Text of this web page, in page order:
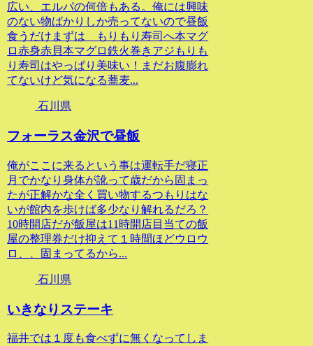
広い、エルパの何倍もある。俺には興味
のない物ばかりしか売ってないので昼飯
食うだけまずは もりもり寿司へ本マグ
ロ赤身赤貝本マグロ鉄火巻きアジもりも
り寿司はやっぱり美味い！まだお腹膨れ
てないけど気になる蕎麦...
石川県
フォーラス金沢で昼飯
俺がここに来るという事は運転手だ寝正
月でかなり身体が訛って歳だから固まっ
たが正解かな全く買い物するつもりはな
いが館内を歩けば多少なり解れるだろ？
10時開店だが飯屋は11時開店目当ての飯
屋の整理券だけ抑えて１時間ほどウロウ
ロ、、固まってるから...
石川県
いきなりステーキ
福井では１度も食べずに無くなってしま